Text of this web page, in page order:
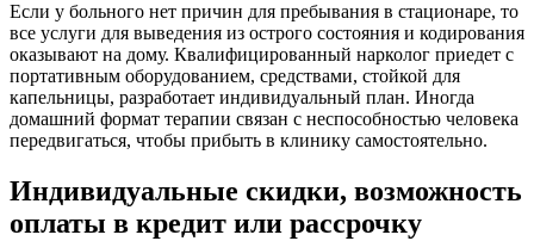
Если у больного нет причин для пребывания в стационаре, то
все услуги для выведения из острого состояния и кодирования
оказывают на дому. Квалифицированный нарколог приедет с
портативным оборудованием, средствами, стойкой для
капельницы, разработает индивидуальный план. Иногда
домашний формат терапии связан с неспособностью человека
передвигаться, чтобы прибыть в клинику самостоятельно.
Индивидуальные скидки, возможность
оплаты в кредит или рассрочку